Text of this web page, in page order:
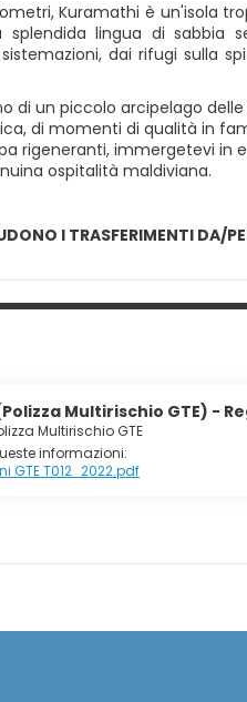
I TRASFERIMENTI DA/
di un piccolo arcipelago
di momenti di qualità in
rigeneranti, immergetevi in
ospitalità maldiviana.
Kuramathi è un'isola
splendida lingua di
dai rifugi sulla
Multirischio GTE) -
Multirischio GTE
informazioni:
GTE T012_2022.pdf